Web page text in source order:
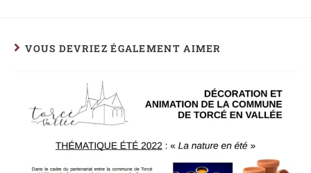
VOUS DEVRIEZ ÉGALEMENT AIMER